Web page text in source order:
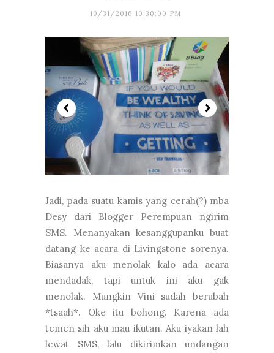
10/31/2016 10:30:00 PM
Jadi, pada suatu kamis yang cerah(?) mba
Desy dari Blogger Perempuan ngirim
SMS. Menanyakan kesanggupanku buat
datang ke acara di Livingstone sorenya.
Biasanya aku menolak kalo ada acara
mendadak, tapi untuk ini aku gak
menolak. Mungkin Vini sudah berubah
*tsaah*. Oke itu bohong. Karena ada
temen sih aku mau ikutan. Aku iyakan lah
lewat SMS, lalu dikirimkan undangan